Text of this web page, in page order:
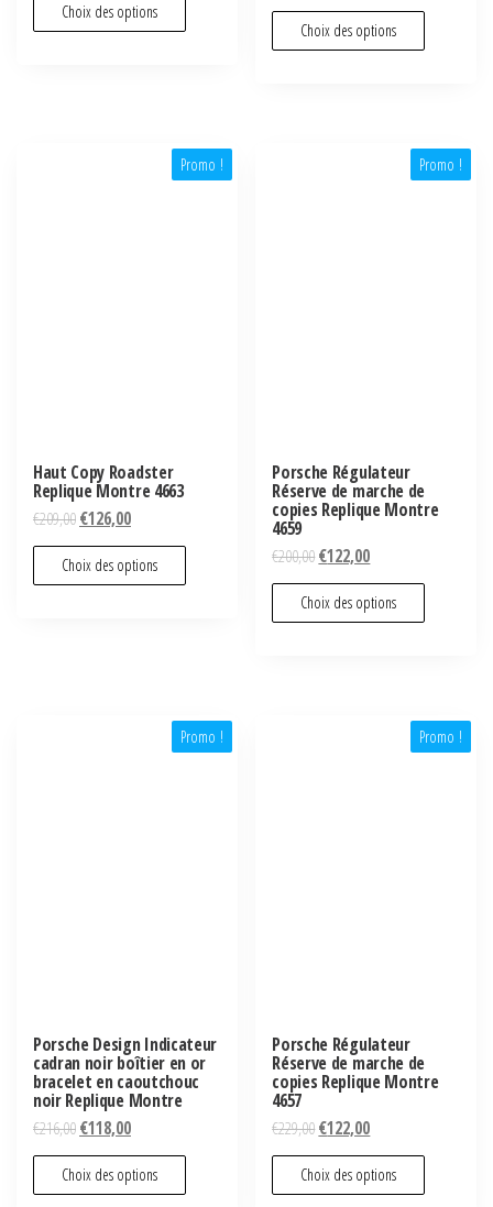
Choix des options
Choix des options
Promo !
Haut Copy Roadster
Replique Montre 4663
€209,00€126,00
Choix des options
Promo !
Porsche Régulateur
Réserve de marche de
copies Replique Montre
4659
€200,00€122,00
Choix des options
Promo !
Porsche Design Indicateur
cadran noir boîtier en or
bracelet en caoutchouc
noir Replique Montre
€216,00€118,00
Choix des options
Promo !
Porsche Régulateur
Réserve de marche de
copies Replique Montre
4657
€229,00€122,00
Choix des options